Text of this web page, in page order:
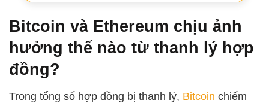
Bitcoin và Ethereum chịu ảnh
hưởng thế nào từ thanh lý hợp
đồng?
Trong tổng số hợp đồng bị thanh lý, Bitcoin chiếm